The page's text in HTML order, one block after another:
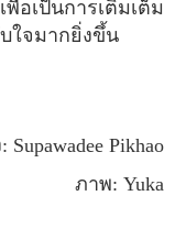
อเป็นการเติมเต็ม
ใจมากยิ่งขึ้น
: Supawadee Pikhao
ภาพ: Yuka